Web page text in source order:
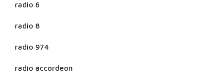
radio 6
radio 8
radio 974
radio accordeon